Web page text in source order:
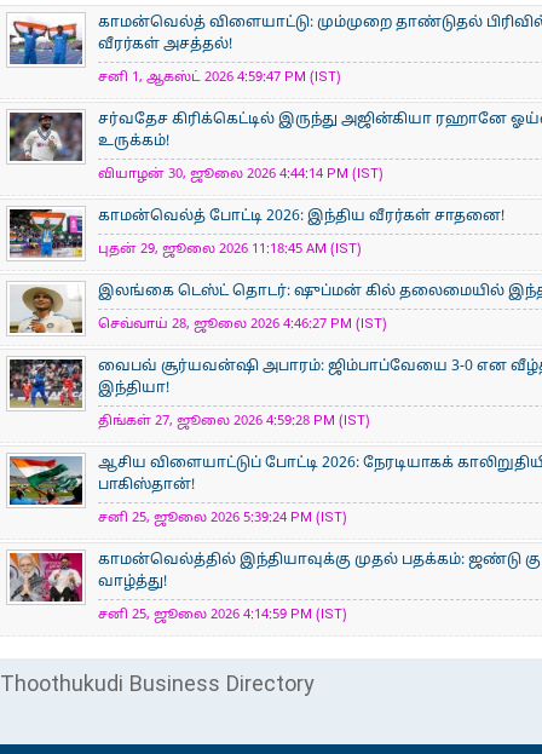
காமன்வெல்த் விளையாட்டு: மும்முறை தாண்டுதல்
வீரர்கள் அசத்தல்!
சனி 1, ஆகஸ்ட் 2026 4:59:47 PM (IST)
சர்வதேச கிரிக்கெட்டில் இருந்து அஜின்கியா ரஹானே
உருக்கம்!
வியாழன் 30, ஜூலை 2026 4:44:14 PM (IST)
காமன்வெல்த் போட்டி 2026: இந்திய வீரர்கள் சாதனை!
புதன் 29, ஜூலை 2026 11:18:45 AM (IST)
இலங்கை டெஸ்ட் தொடர்: ஷுப்மன் கில் தலைமையில் இந்திய
செவ்வாய் 28, ஜூலை 2026 4:46:27 PM (IST)
வைபவ் சூர்யவன்ஷி அபாரம்: ஜிம்பாப்வேயை 3-0 என
இந்தியா!
திங்கள் 27, ஜூலை 2026 4:59:28 PM (IST)
ஆசிய விளையாட்டுப் போட்டி 2026: நேரடியாகக்
பாகிஸ்தான்!
சனி 25, ஜூலை 2026 5:39:24 PM (IST)
காமன்வெல்த்தில் இந்தியாவுக்கு முதல் பதக்கம்: ஜண்டு
வாழ்த்து!
சனி 25, ஜூலை 2026 4:14:59 PM (IST)
Thoothukudi Business Directory